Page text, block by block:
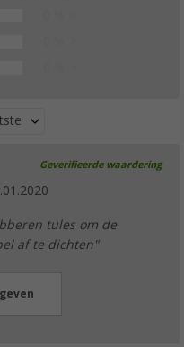
Geverifieerde waardering
tules om de
af te dichten"